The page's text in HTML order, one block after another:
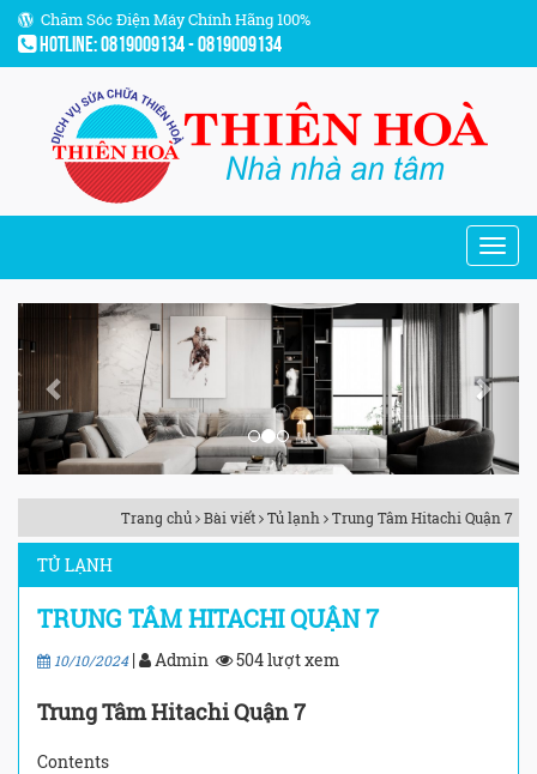
Chăm Sóc Điện Máy Chính Hãng 100%
Hotline: 0819009134 - 0819009134
Previous Next
Trang chủ Bài viết Tủ lạnh Trung Tâm Hitachi Quận 7
TỦ LẠNH
TRUNG TÂM HITACHI QUẬN 7
10/10/2024| Admin 504 lượt xem
Trung Tâm Hitachi Quận 7
Contents